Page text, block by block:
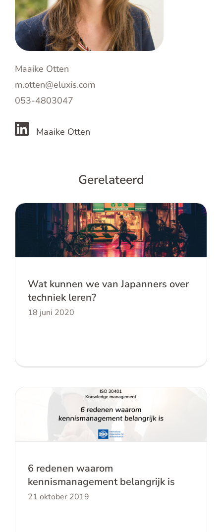
Maaike Otten
m.otten@eluxis.com
053-4803047
Maaike Otten
Gerelateerd
Wat kunnen we van Japanners over
techniek leren?
Wat kunnen we van Japanners over
techniek leren?
18 juni 2020
6 redenen waarom kennismanagement
belangrijk is
6 redenen waarom
kennismanagement belangrijk is
21 oktober 2019